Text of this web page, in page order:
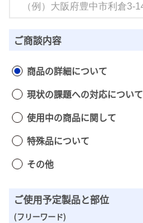
ご商談内容
商品の詳細について
現状の課題への対応について
使用中の商品に関して
特殊品について
その他
ご使用予定製品と部位
(フリーワード)